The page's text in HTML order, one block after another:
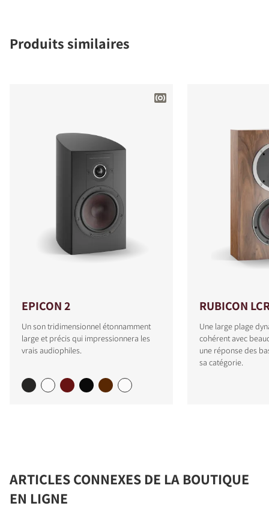
Produits similaires
EPICON 2
Un son tridimensionnel étonnamment
large et précis qui impressionnera les
vrais audiophiles.
RUBICON
Une large plage
cohérent avec
une réponse des
sa catégorie.
ARTICLES CONNEXES DE LA BOUTIQUE
EN LIGNE